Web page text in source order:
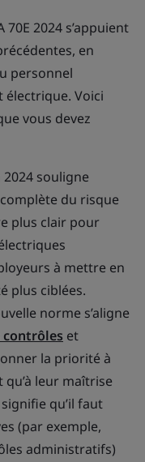
2024 s’appuient
en
personnel
électrique. Voici
vous devez
2024 souligne
du risque
plus clair pour
à mettre en
plus ciblées.
norme s’aligne
contrôles et
la priorité à
leur maîtrise
qu’il faut
(par exemple,
administratifs)